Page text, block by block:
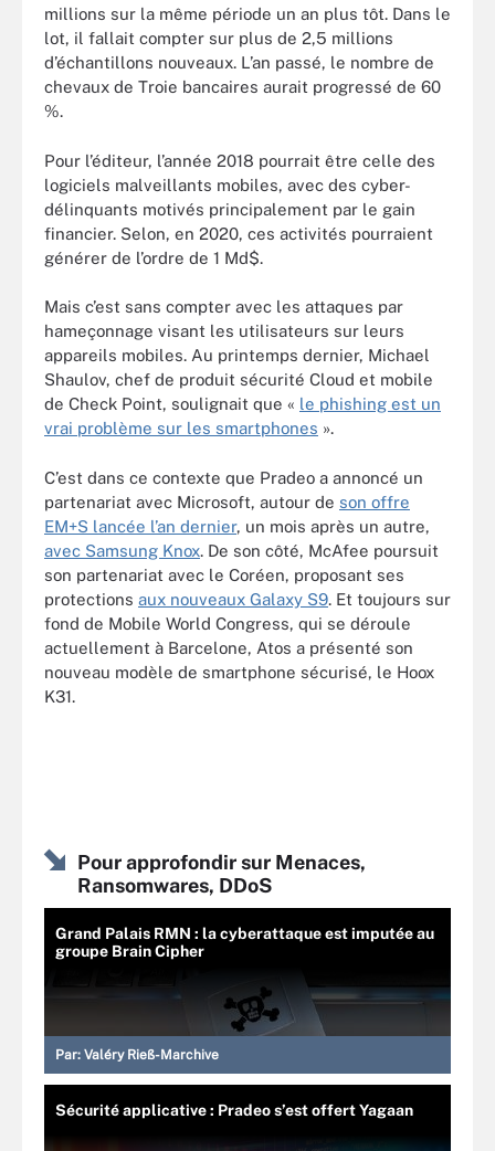
millions sur la même période un an plus tôt. Dans le
lot, il fallait compter sur plus de 2,5 millions
d’échantillons nouveaux. L’an passé, le nombre de
chevaux de Troie bancaires aurait progressé de 60
%.
Pour l’éditeur, l’année 2018 pourrait être celle des
logiciels malveillants mobiles, avec des cyber-
délinquants motivés principalement par le gain
financier. Selon, en 2020, ces activités pourraient
générer de l’ordre de 1 Md$.
Mais c’est sans compter avec les attaques par
hameçonnage visant les utilisateurs sur leurs
appareils mobiles. Au printemps dernier, Michael
Shaulov, chef de produit sécurité Cloud et mobile
de Check Point, soulignait que « le phishing est un
vrai problème sur les smartphones ».
C’est dans ce contexte que Pradeo a annoncé un
partenariat avec Microsoft, autour de son offre
EM+S lancée l’an dernier, un mois après un autre,
avec Samsung Knox. De son côté, McAfee poursuit
son partenariat avec le Coréen, proposant ses
protections aux nouveaux Galaxy S9. Et toujours sur
fond de Mobile World Congress, qui se déroule
actuellement à Barcelone, Atos a présenté son
nouveau modèle de smartphone sécurisé, le Hoox
K31.
Pour approfondir sur Menaces,
Ransomwares, DDoS
Grand Palais RMN : la cyberattaque est imputée au
groupe Brain Cipher
Par: Valéry Rieß-Marchive
Sécurité applicative : Pradeo s’est offert Yagaan